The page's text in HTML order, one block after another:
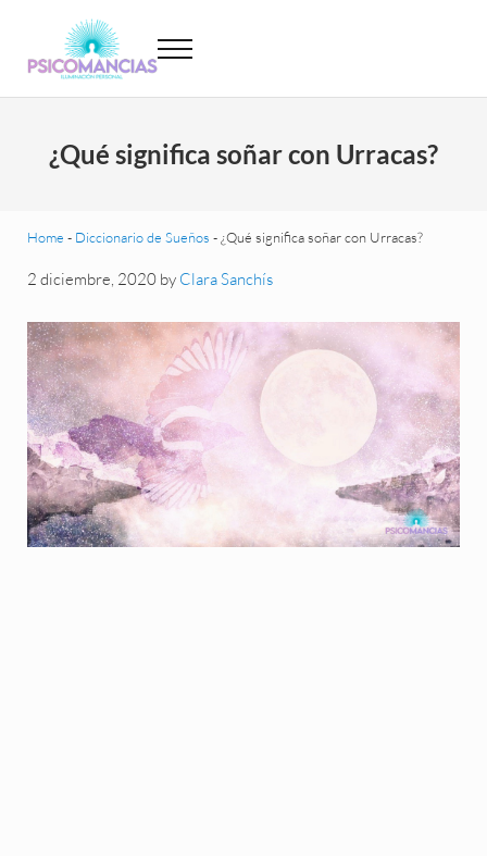
Psicomancias
Menu
¿Qué significa soñar con Urracas?
Home - Diccionario de Sueños -¿Qué significa soñar con Urracas?
2 diciembre, 2020 by Clara Sanchís